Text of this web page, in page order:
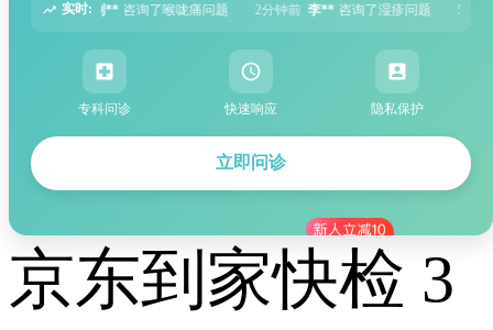
实时:
2分钟前 李** 咨询了湿疹问题 5分钟前 张** 咨询了过敏性鼻炎问题
专科问诊 快速响应 隐私保护
立即问诊
京东到家快检 3